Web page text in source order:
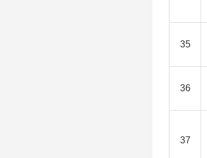
35
36
37